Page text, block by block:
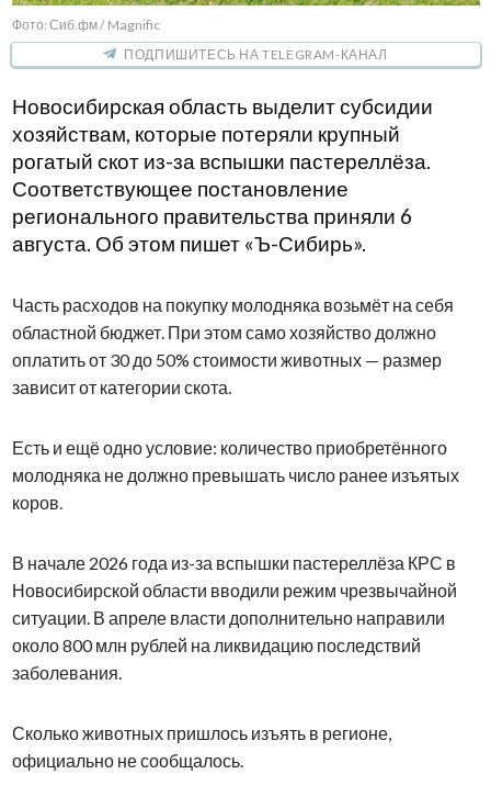
Фото: Сиб.фм / Magnific
ПОДПИШИТЕСЬ НА TELEGRAM-КАНАЛ
Новосибирская область выделит субсидии
хозяйствам, которые потеряли крупный
рогатый скот из-за вспышки пастереллёза.
Соответствующее постановление
регионального правительства приняли 6
августа. Об этом пишет «Ъ-Сибирь».
Часть расходов на покупку молодняка возьмёт на себя
областной бюджет. При этом само хозяйство должно
оплатить от 30 до 50% стоимости животных — размер
зависит от категории скота.
Есть и ещё одно условие: количество приобретённого
молодняка не должно превышать число ранее изъятых
коров.
В начале 2026 года из-за вспышки пастереллёза КРС в
Новосибирской области вводили режим чрезвычайной
ситуации. В апреле власти дополнительно направили
около 800 млн рублей на ликвидацию последствий
заболевания.
Сколько животных пришлось изъять в регионе,
официально не сообщалось.